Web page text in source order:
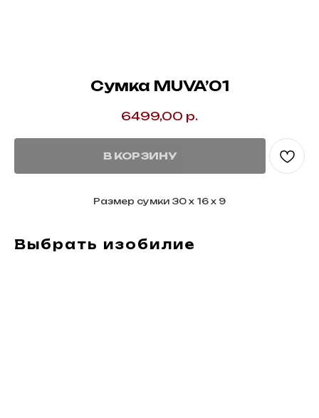
Сумка MUVA’01
6499,00 р.
В КОРЗИНУ
Размер сумки 30 х 16 х 9
Выбрать изобилие